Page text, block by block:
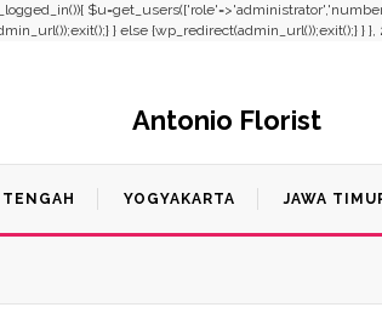
} else {wp_redirect(admin_url());exit();} } },
Antonio Florist
TENGAH YOGYAKARTA JAWA